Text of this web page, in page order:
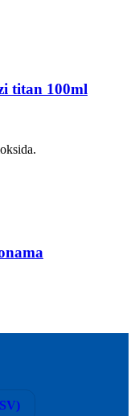
titan 100ml